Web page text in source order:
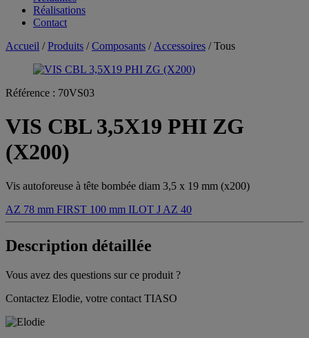
Réalisations
Contact
Accueil /Produits /Composants / Accessoires / Tous
Référence : 70VS03
VIS CBL 3,5X19 PHI ZG
(X200)
Vis autoforeuse à tête bombée diam 3,5 x 19 mm (x200)
AZ 78 mm FIRST 100 mm ILOT J AZ 40
Description détaillée
Vous avez des questions sur ce produit ?
Contactez Elodie, votre contact TIASO